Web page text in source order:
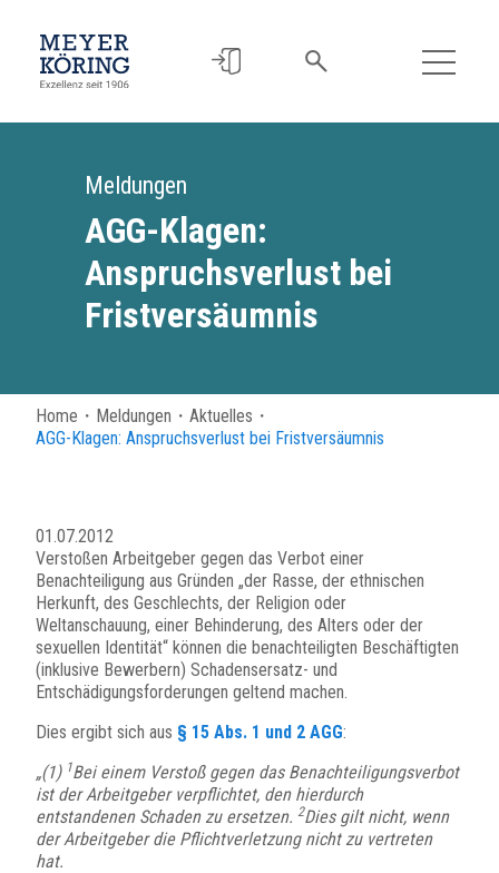
Meldungen
AGG-Klagen:
Anspruchsverlust bei
Fristversäumnis
Home ・ Meldungen ・ Aktuelles ・
AGG-Klagen: Anspruchsverlust bei Fristversäumnis
01.07.2012
Verstoßen Arbeitgeber gegen das Verbot einer
Benachteiligung aus Gründen „der Rasse, der ethnischen
Herkunft, des Geschlechts, der Religion oder
Weltanschauung, einer Behinderung, des Alters oder der
sexuellen Identität“ können die benachteiligten Beschäftigten
(inklusive Bewerbern) Schadensersatz- und
Entschädigungsforderungen geltend machen.
Dies ergibt sich aus § 15 Abs. 1 und 2 AGG:
„(1) 1Bei einem Verstoß gegen das Benachteiligungsverbot
ist der Arbeitgeber verpflichtet, den hierdurch
entstandenen Schaden zu ersetzen. 2Dies gilt nicht, wenn
der Arbeitgeber die Pflichtverletzung nicht zu vertreten
hat.